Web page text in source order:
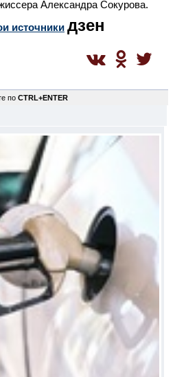
Александра Сокурова.
источники дзен
по CTRL+ENTER